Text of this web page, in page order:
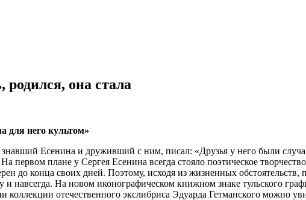
она стала
для него культом»
Есенина и друживший с ним, писал: «Друзья у него были
первом плане у Сергея Есенина всегда стояло поэтическое
до конца своих дней. Поэтому, исходя из жизненных обстоятельств,
и навсегда. На новом иконографическом книжном знаке тульского
коллекции отечественного экслибриса Эдуарда Гетманского можно